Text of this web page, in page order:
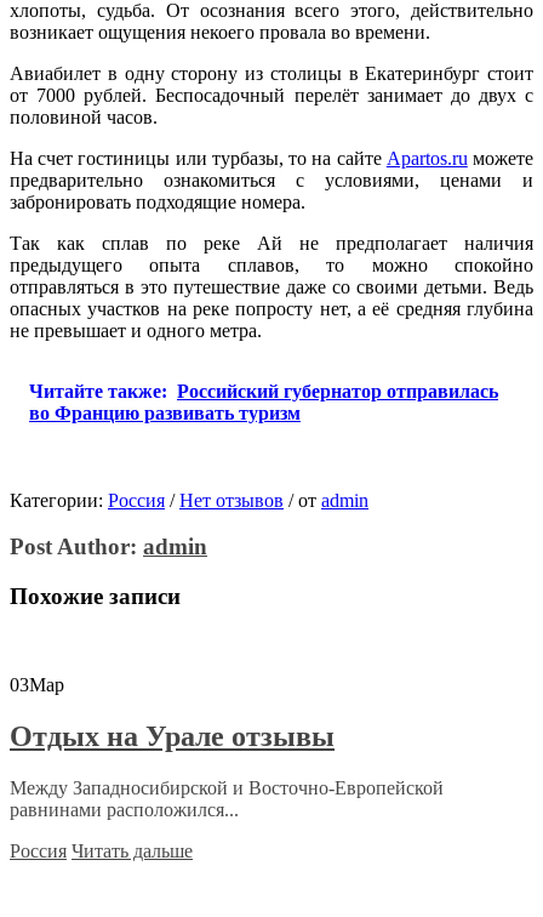
хлопоты, судьба. От осознания всего этого, действительно
возникает ощущения некоего провала во времени.
Авиабилет в одну сторону из столицы в Екатеринбург стоит
от 7000 рублей. Беспосадочный перелёт занимает до двух с
половиной часов.
На счет гостиницы или турбазы, то на сайте Apartos.ru можете
предварительно ознакомиться с условиями, ценами и
забронировать подходящие номера.
Так как сплав по реке Ай не предполагает наличия
предыдущего опыта сплавов, то можно спокойно
отправляться в это путешествие даже со своими детьми. Ведь
опасных участков на реке попросту нет, а её средняя глубина
не превышает и одного метра.
Читайте также: Российский губернатор отправилась
во Францию развивать туризм
Категории: Россия / Нет отзывов /от admin
Post Author: admin
Похожие записи
03Мар
Отдых на Урале отзывы
Между Западносибирской и Восточно-Европейской
равнинами расположился...
Россия Читать дальше